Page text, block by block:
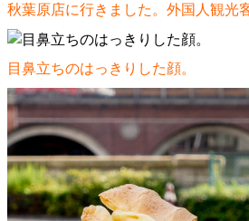
秋葉原店に行きました。外国人観光
目鼻立ちのはっきりした顔。